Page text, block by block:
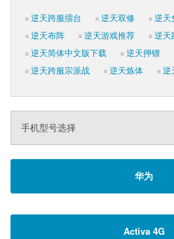
逆天跨服擂台 逆天双修 逆天
逆天布阵
逆天游戏推荐 逆天
逆天简体中文版下载
逆天押镖
逆天跨服宗派战
逆天炼体 逆
手机型号选择
华为
Activa 4G